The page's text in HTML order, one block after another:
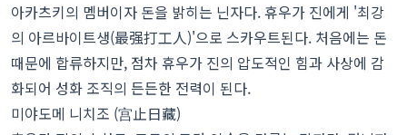
아카츠키의 멤버이자 돈을 밝히는 닌자다. 휴우가 진에게 '최강
의 아르바이트생(最强打工人)'으로 스카우트된다. 처음에는 돈
때문에 합류하지만, 점차 휴우가 진의 압도적인 힘과 사상에 감
화되어 성화 조직의 든든한 전력이 된다.
미야도메 니치조 (宫止日藏)